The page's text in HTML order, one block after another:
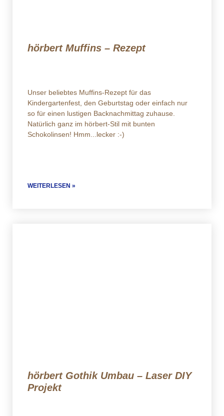
hörbert Muffins – Rezept
Unser beliebtes Muffins-Rezept für das
Kindergartenfest, den Geburtstag oder einfach nur
so für einen lustigen Backnachmittag zuhause.
Natürlich ganz im hörbert-Stil mit bunten
Schokolinsen! Hmm...lecker :-)
WEITERLESEN »
hörbert Gothik Umbau – Laser DIY
Projekt